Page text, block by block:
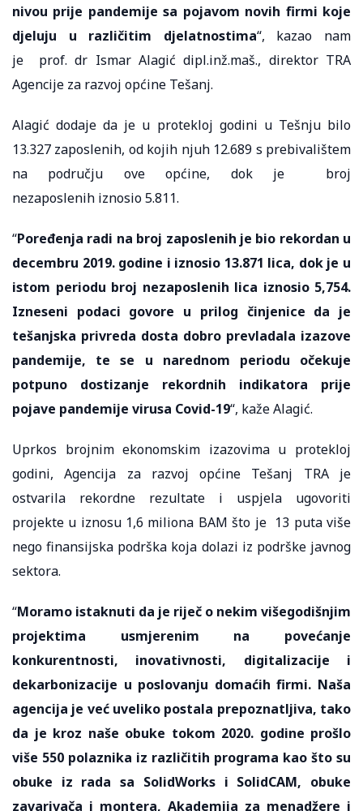
nivou prije pandemije sa pojavom novih firmi koje
djeluju u različitim djelatnostima“, kazao nam
je prof. dr Ismar Alagić dipl.inž.maš., direktor TRA
Agencije za razvoj općine Tešanj.
Alagić dodaje da je u protekloj godini u Tešnju bilo
13.327 zaposlenih, od kojih njuh 12.689 s prebivalištem
na području ove općine, dok je broj
nezaposlenih iznosio 5.811.
“Poređenja radi na broj zaposlenih je bio rekordan u
decembru 2019. godine i iznosio 13.871 lica, dok je u
istom periodu broj nezaposlenih lica iznosio 5,754.
Izneseni podaci govore u prilog činjenice da je
tešanjska privreda dosta dobro prevladala izazove
pandemije, te se u narednom periodu očekuje
potpuno dostizanje rekordnih indikatora prije
pojave pandemije virusa Covid-19“, kaže Alagić.
Uprkos brojnim ekonomskim izazovima u protekloj
godini, Agencija za razvoj općine Tešanj TRA je
ostvarila rekordne rezultate i uspjela ugovoriti
projekte u iznosu 1,6 miliona BAM što je 13 puta više
nego finansijska podrška koja dolazi iz podrške javnog
sektora.
“Moramo istaknuti da je riječ o nekim višegodišnjim
projektima usmjerenim na povećanje
konkurentnosti, inovativnosti, digitalizacije i
dekarbonizacije u poslovanju domaćih firmi. Naša
agencija je već uveliko postala prepoznatljiva, tako
da je kroz naše obuke tokom 2020. godine prošlo
više 550 polaznika iz različitih programa kao što su
obuke iz rada sa SolidWorks i SolidCAM, obuke
zavarivača i montera, Akademija za menadžere i